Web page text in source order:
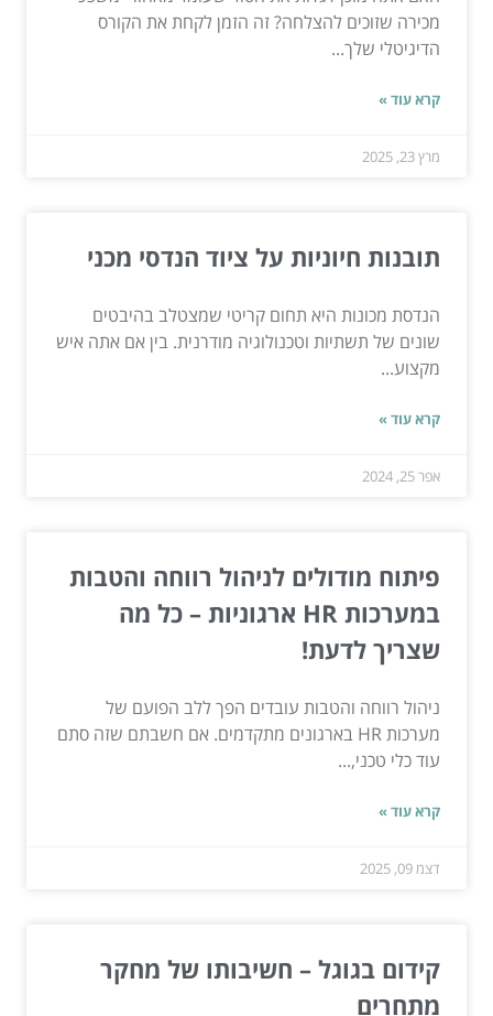
מכירה שזוכים להצלחה? זה הזמן לקחת את הקורס
הדיגיטלי שלך...
קרא עוד »
מרץ 23, 2025
תובנות חיוניות על ציוד הנדסי מכני
הנדסת מכונות היא תחום קריטי שמצטלב בהיבטים
שונים של תשתיות וטכנולוגיה מודרנית. בין אם אתה איש
מקצוע...
קרא עוד »
אפר 25, 2024
פיתוח מודולים לניהול רווחה והטבות
במערכות HR ארגוניות – כל מה
שצריך לדעת!
ניהול רווחה והטבות עובדים הפך ללב הפועם של
מערכות HR בארגונים מתקדמים. אם חשבתם שזה סתם
עוד כלי טכני,...
קרא עוד »
דצמ 09, 2025
קידום בגוגל – חשיבותו של מחקר
מתחרים